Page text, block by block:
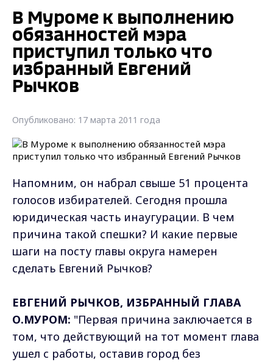
В Муроме к выполнению
обязанностей мэра
приступил только что
избранный Евгений
Рычков
Опубликовано: 17 марта 2011 года
Напомним, он набрал свыше 51 процента
голосов избирателей. Сегодня прошла
юридическая часть инаугурации. В чем
причина такой спешки? И какие первые
шаги на посту главы округа намерен
сделать Евгений Рычков?
ЕВГЕНИЙ РЫЧКОВ, ИЗБРАННЫЙ ГЛАВА
О.МУРОМ: "Первая причина заключается в
том, что действующий на тот момент глава
ушел с работы, оставив город без